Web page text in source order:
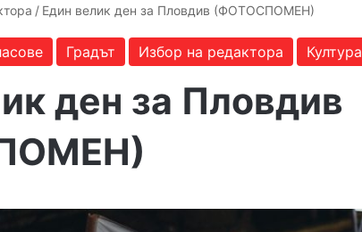
/ Един велик ден за Пловдив (ФОТОСПОМЕН)
Градът Избор на редактора Култура
ден за Пловдив